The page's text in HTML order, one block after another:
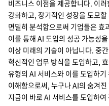
비즈니스 이점을 제공합니다. 이
강화하고, 장기적인 성장을 도모
면밀히 분석함으로써 기업들은 효
이를 통해 AI 도입의 성공 가능성
이상 미래의 기술이 아닙니다. 중
혁신적인 업무 방식을 도입하고,
유형의 AI 서비스와 이를 도입하
이해함으로써, 누구나 AI의 숨겨
지금이 바로 AI 서비스를 도입하